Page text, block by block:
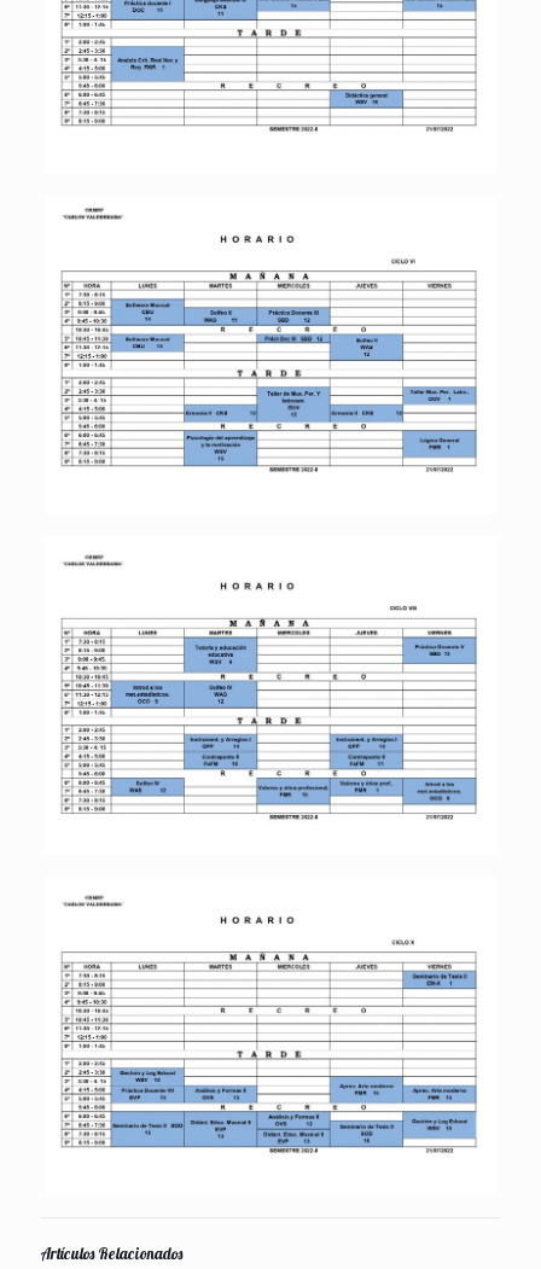
Artículos Relacionados